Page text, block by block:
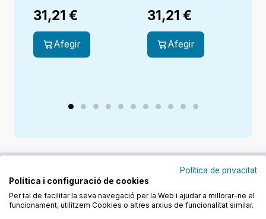
María. Edèn.
Revola
31,21 €
Afegir
31,21 €
Afegir
Política de privacitat
Política i configuració de cookies
Per tal de facilitar la seva navegació per la Web i ajudar a millorar-ne el
funcionament, utilitzem Cookies o altres arxius de funcionalitat similar.